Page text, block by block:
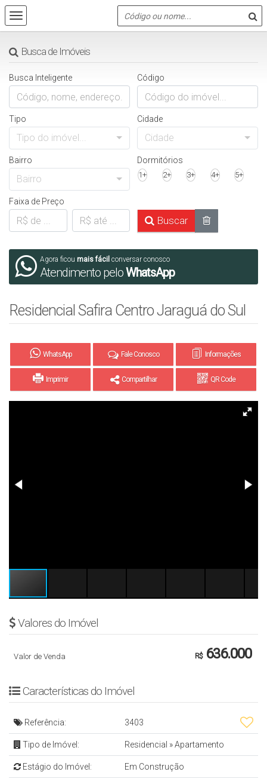
Busca de Imóveis
Busca Inteligente Código
Tipo
Tipo do imóvel...
Cidade
Cidade
Bairro
Bairro
Dormitórios
1+ 2+ 3+ 4+ 5+
Faixa de Preço
Buscar
Agora ficou mais fácil conversar conosco
Atendimento peloWhatsApp
Residencial Safira Centro Jaraguá do Sul
WhatsApp Fale Conosco Informações
Imprimir Compartilhar QR Code
Valores do Imóvel
R$636.000
Valor de Venda
Características do Imóvel
Referência: 3403
Tipo de Imóvel: Residencial »Apartamento
Estágio do Imóvel: Em Construção